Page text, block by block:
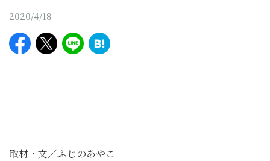
2020/4/18
取材・文／ふじのあやこ